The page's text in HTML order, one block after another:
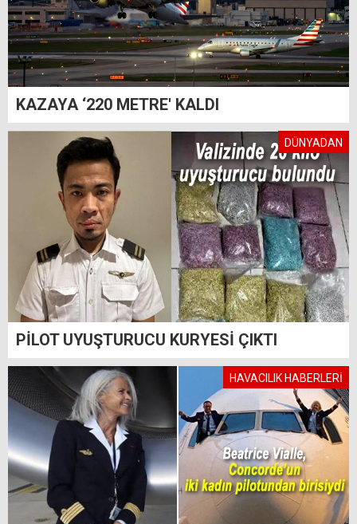
KAZAYA ‘220 METRE' KALDI
DÜNYADAN
PİLOT UYUŞTURUCU KURYESİ ÇIKTI
HAVACILIK HABERLERİ